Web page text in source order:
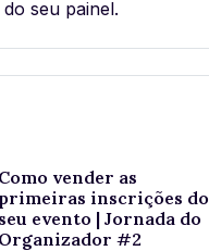
seu painel.
Como vender as
primeiras inscrições do
seu evento | Jornada do
Organizador #2